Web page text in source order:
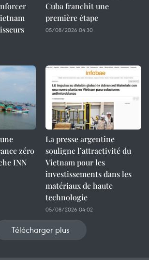
Cuba franchit une
première étape
05/08/2026 04:30
zéro
INN
La presse argentine
souligne l’attractivité du
Vietnam pour les
investissements dans les
matériaux de haute
technologie
05/08/2026 04:02
Télécharger plus